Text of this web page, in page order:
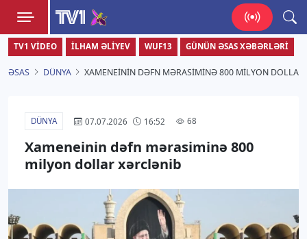
TV1
Zamanı bizimlə yaşa!
TV1 VIDEO İLHAM ƏLIYEV WUF13 GÜNÜN ƏSAS XƏBƏRLƏRI
ƏSAS DÜNYA XAMENEININ DƏFN MƏRASIMINƏ 800 MILYON
DÜNYA 07.07.2026 16:52 68
Xameneinin dəfn mərasiminə 800
milyon dollar xərclənib